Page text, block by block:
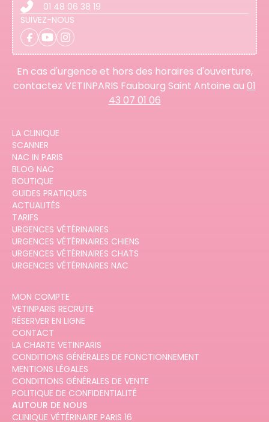
01 48 06 38 19
SUIVEZ-NOUS
En cas d'urgence et hors des horaires d'ouverture,
contactez VETINPARIS Faubourg Saint Antoine au 01
43 07 01 06
LA CLINIQUE
SCANNER
NAC IN PARIS
BLOG NAC
BOUTIQUE
GUIDES PRATIQUES
ACTUALITÉS
TARIFS
URGENCES VÉTÉRINAIRES
URGENCES VÉTÉRINAIRES CHIENS
URGENCES VÉTÉRINAIRES CHATS
URGENCES VÉTÉRINAIRES NAC
MON COMPTE
VETINPARIS RECRUTE
RÉSERVER EN LIGNE
CONTACT
LA CHARTE VETINPARIS
CONDITIONS GÉNÉRALES DE FONCTIONNEMENT
MENTIONS LÉGALES
CONDITIONS GÉNÉRALES DE VENTE
POLITIQUE DE CONFIDENTIALITÉ
AUTOUR DE NOUS
CLINIQUE VÉTÉRINAIRE PARIS 16